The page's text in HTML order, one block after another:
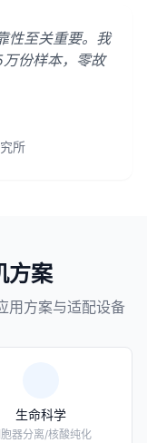
性至关重要。我
份样本，零故
所
方案
用方案与适配设备
生命科学
器分离/核酸纯化